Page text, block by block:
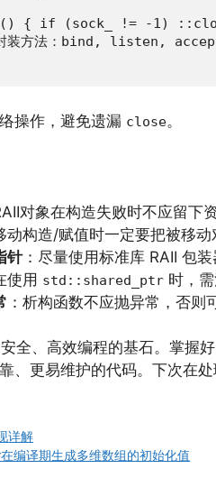
{ if (sock_ != -1)
装方法：bind, listen,
操作，避免遗漏 close。
对象在构造失败时不应留下
动构造/赋值时一定要把被移
针：尽量使用标准库 RAII 包
使用 std::shared_ptr时，需
：析构函数不应抛异常，否则
全、高效编程的基石。掌握
、更易维护的代码。下次在
详解
编译期生成多维数组的初始化值